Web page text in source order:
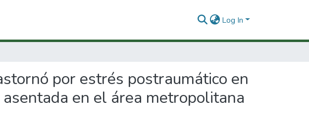
Log In
por estrés postraumático en
en el área metropolitana